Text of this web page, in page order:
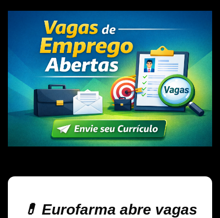
💊 Eurofarma abre vagas